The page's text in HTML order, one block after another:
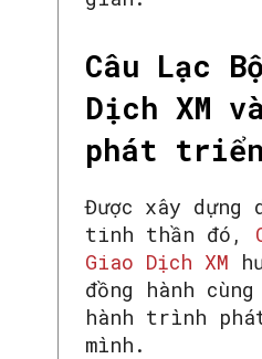
Câu Lạc
Dịch XM
phát
Được xây dựng
tinh thần đó,
Giao Dịch XM
đồng hành
hành trình
mình.